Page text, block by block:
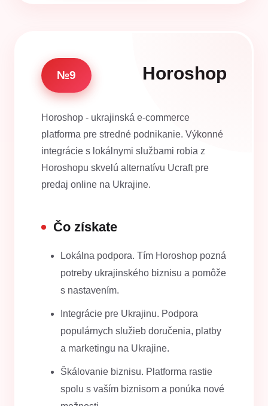
№9 Horoshop
Horoshop - ukrajinská e-commerce
platforma pre stredné podnikanie. Výkonné
integrácie s lokálnymi službami robia z
Horoshopu skvelú alternatívu Ucraft pre
predaj online na Ukrajine.
Čo získate
Lokálna podpora. Tím Horoshop pozná
potreby ukrajinského biznisu a pomôže
s nastavením.
Integrácie pre Ukrajinu. Podpora
populárnych služieb doručenia, platby
a marketingu na Ukrajine.
Škálovanie biznisu. Platforma rastie
spolu s vaším biznisom a ponúka nové